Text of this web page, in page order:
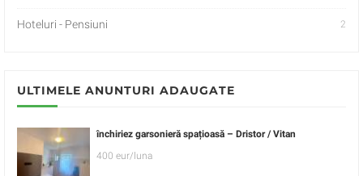
Hoteluri - Pensiuni 2
ULTIMELE ANUNTURI ADAUGATE
închiriez garsonieră spațioasă – Dristor / Vitan
400 eur/luna